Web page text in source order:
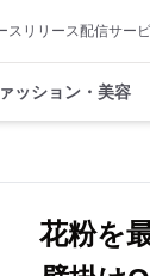
スリリース配信サー
ッション・美容
花粉を